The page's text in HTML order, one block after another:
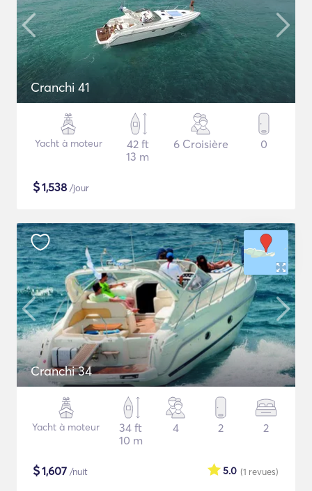
Cranchi 41
Yacht à moteur
42 ft
13 m
6 Croisière 0
$1,538 /jour
Cranchi 34
Yacht à moteur
34 ft
10 m
4 2 2
$1,607 /nuit (1 revues)
5.0